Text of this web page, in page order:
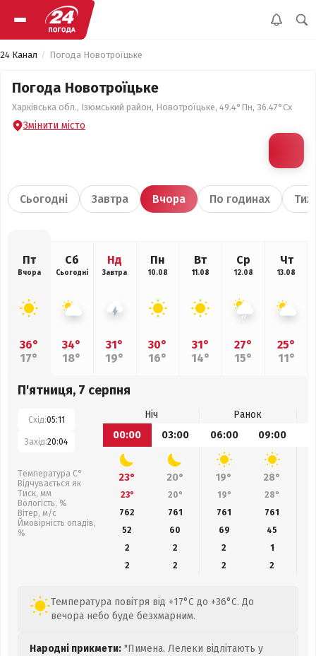
24 Канал Погода Новотроїцьке
Погода Новотроїцьке
Харківська обл., Ізюмський район, Новотроїцьке, 49.4°Пн, 36.47°Сх
Змінити місто
Сьогодні Завтра Вчора По годинах
Пт
Вчора
36°
17°
Сб
Сьогодні
34°
18°
Нд
Завтра
31°
19°
Пн
10.08
30°
16°
Вт
11.08
31°
14°
Ср
12.08
27°
15°
Чт
13.08
25°
11°
П'ятниця, 7 серпня
Схід:05:11
Захід:20:04
Температура С°
Відчувається як
Тиск, мм
Вологість, %
Вітер, м/с
Ймовірність опадів,
%
Ніч
Ранок
00:00
03:00 06:00 09:00
23° 20° 19° 28°
23° 20° 19° 28°
762
761 761 761
52
60 69 45
2
2 2
1
2
2 2 2
Температура повітря від +17°C до +36°C. До
вечора небо буде безхмарним.
Народні прикмети: "Пимена. Лелеки відлітають у